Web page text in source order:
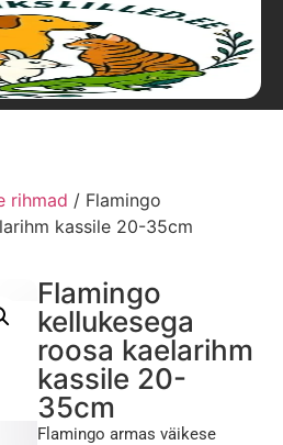
rihmad / Flamingo
kassile 20-35cm
Flamingo
kellukesega
roosa kaelarihm
kassile 20-
35cm
Flamingo armas väikese